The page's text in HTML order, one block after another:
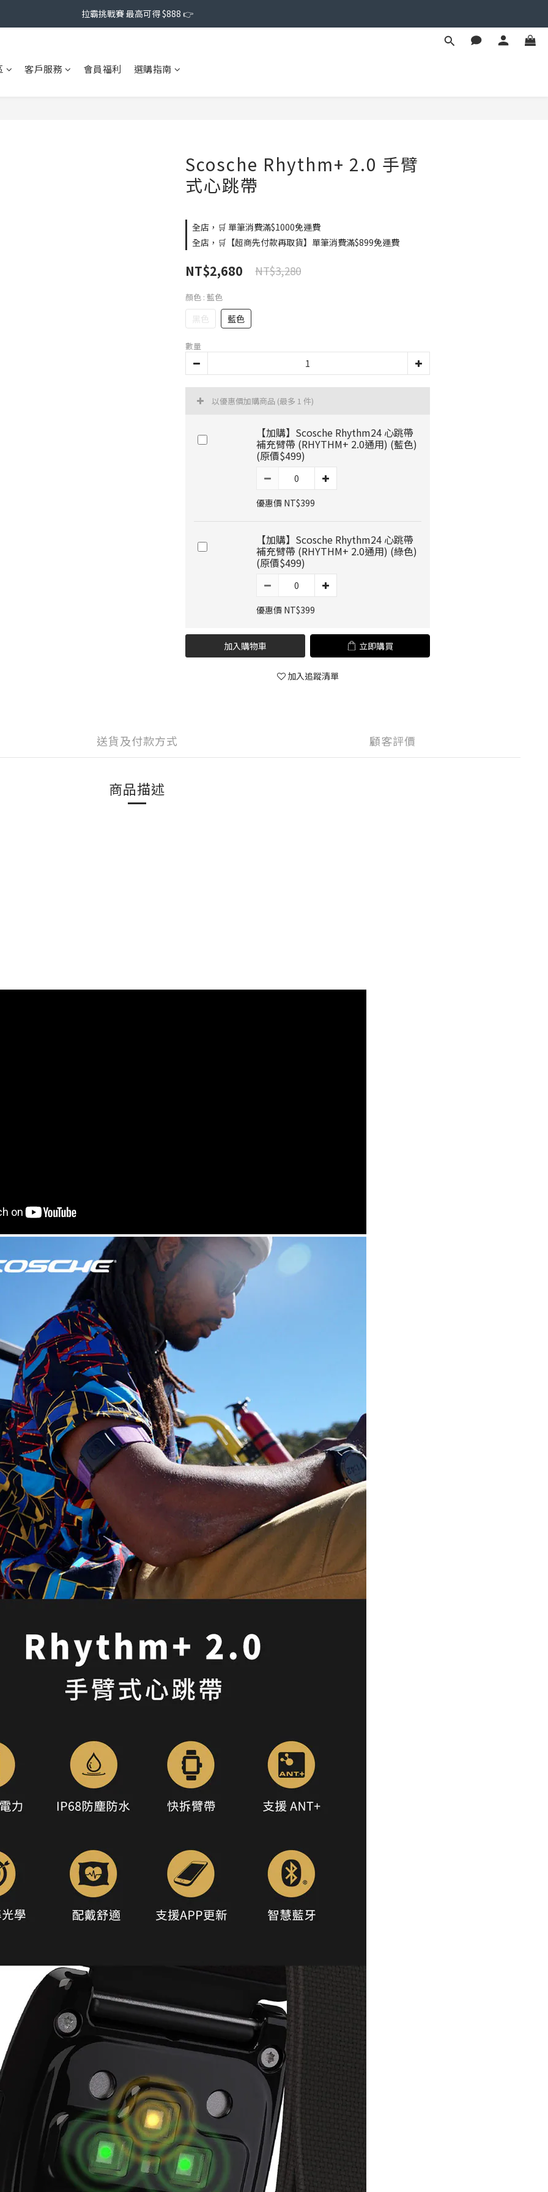
拉霸挑戰賽 最高可得 $888 👉
客戶服務 會員福利 選購指南
Scosche Rhythm+ 2.0 手臂
式心跳帶
全店，🛒 單筆消費滿$1000免運費
全店，🛒【超商先付款再取貨】單筆消費滿$899免運費
NT$2,680 NT$3,280
顏色 : 藍色
黑色 藍色
數量
以優惠價加購商品 (最多 1 件)
【加購】Scosche Rhythm24 心跳帶
補充臂帶 (RHYTHM+ 2.0通用) (藍色)
(原價$499)
優惠價 NT$399
【加購】Scosche Rhythm24 心跳帶
補充臂帶 (RHYTHM+ 2.0通用) (綠色)
(原價$499)
優惠價 NT$399
加入購物車 立即購買
加入追蹤清單
送貨及付款方式 顧客評價
商品描述